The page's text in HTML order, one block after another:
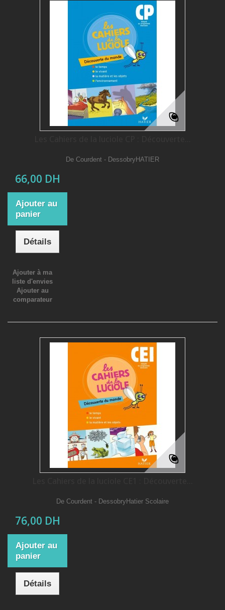
De Courdent - DessobryHATIER
66,00 DH
Ajouter au
panier
Détails
Ajouter à ma
liste d'envies
Ajouter au
comparateur
De Courdent - DessobryHatier Scolaire
76,00 DH
Ajouter au
panier
Détails